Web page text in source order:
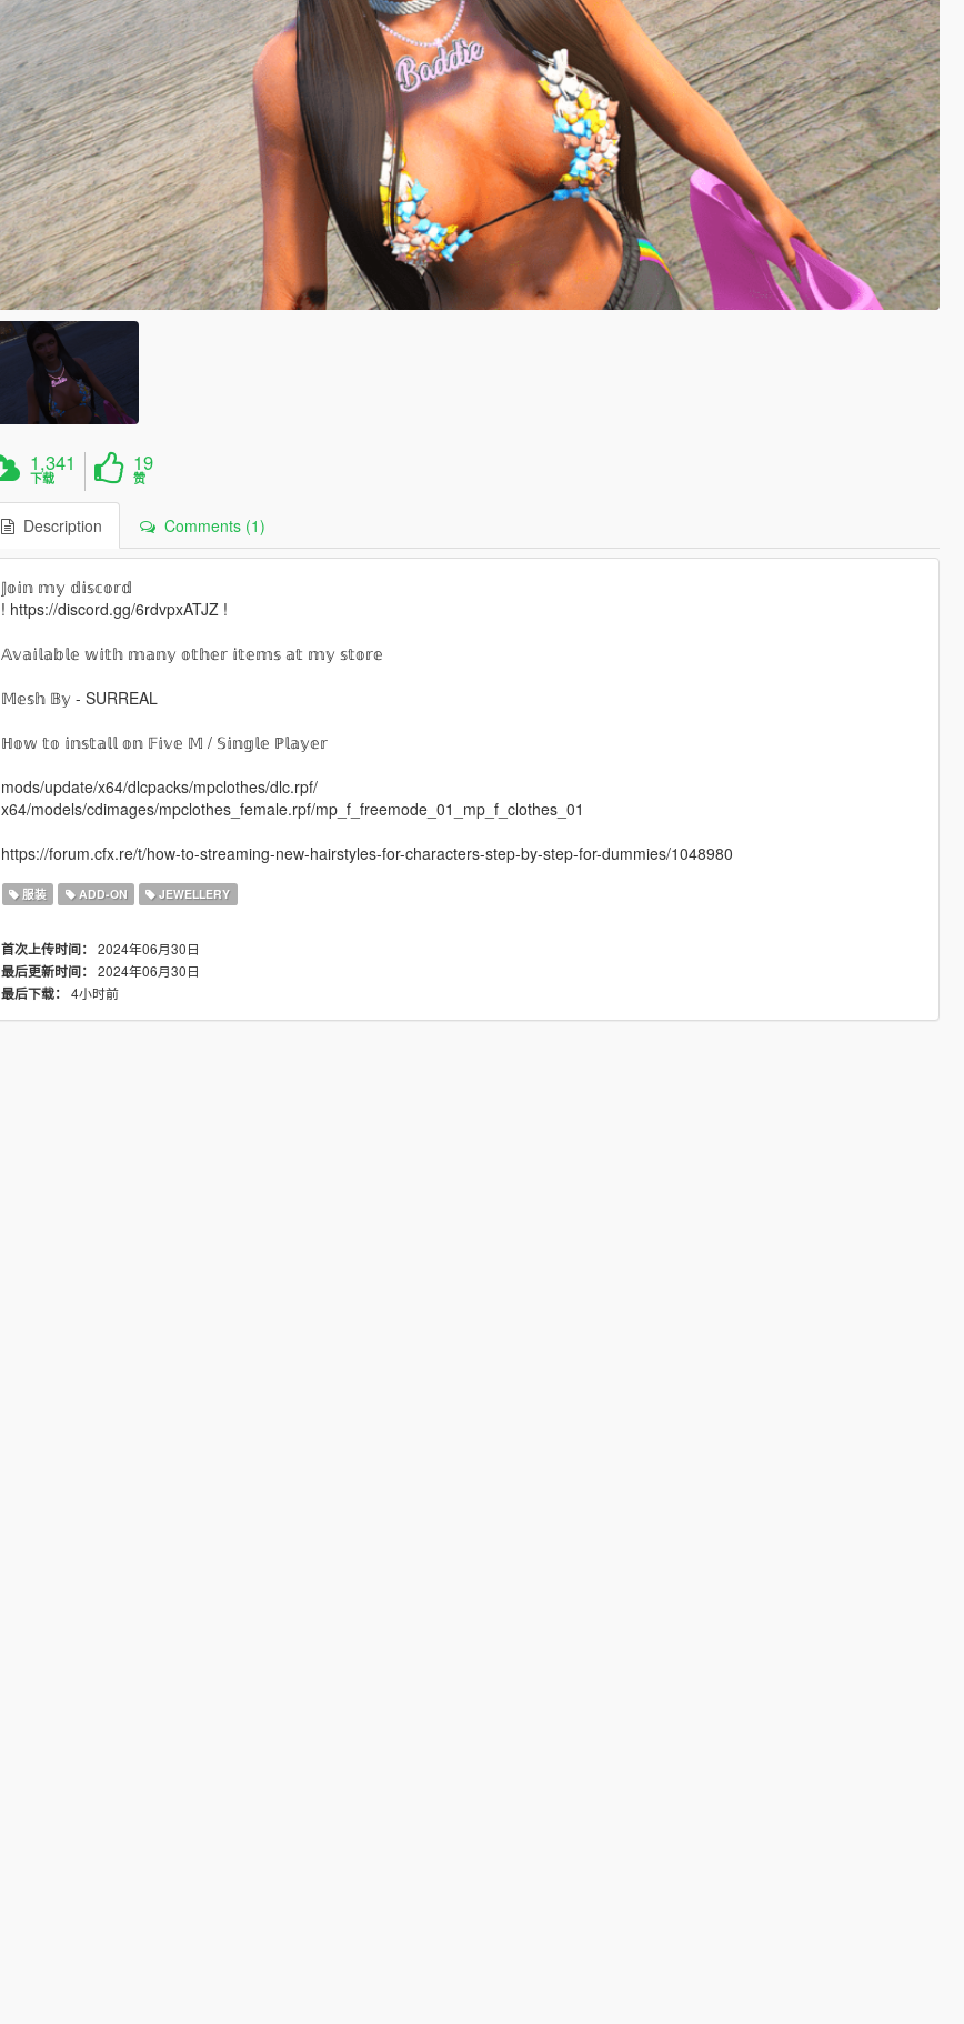
1,341
下载
19
赞
Description Comments (1)
𝕁𝕠𝕚𝕟 𝕞𝕪 𝕕𝕚𝕤𝕔𝕠𝕣𝕕
! https://discord.gg/6rdvpxATJZ !
𝔸𝕧𝕒𝕚𝕝𝕒𝕓𝕝𝕖 𝕨𝕚𝕥𝕙 𝕞𝕒𝕟𝕪 𝕠𝕥𝕙𝕖𝕣 𝕚𝕥𝕖𝕞𝕤 𝕒𝕥 𝕞𝕪 𝕤𝕥𝕠𝕣𝕖
𝕄𝕖𝕤𝕙 𝔹𝕪 - SURREAL
ℍ𝕠𝕨 𝕥𝕠 𝕚𝕟𝕤𝕥𝕒𝕝𝕝 𝕠𝕟 𝔽𝕚𝕧𝕖 𝕄 / 𝕊𝕚𝕟𝕘𝕝𝕖 ℙ𝕝𝕒𝕪𝕖𝕣
mods/update/x64/dlcpacks/mpclothes/dlc.rpf/
x64/models/cdimages/mpclothes_female.rpf/mp_f_freemode_01_mp_f_clothes_01
https://forum.cfx.re/t/how-to-streaming-new-hairstyles-for-characters-step-by-step-for-dummies/1048980
服装 ADD-ON JEWELLERY
首次上传时间： 2024年06月30日
最后更新时间： 2024年06月30日
最后下载： 4小时前